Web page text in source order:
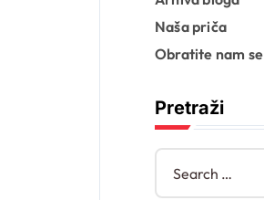
Naša priča
Obratite nam se
Pretraži
S